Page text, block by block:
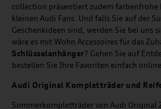
collection präsentiert zudem
kleinen Audi Fans. Und falls Sie auf der
Geschenkideen sind, werden Sie bei uns
wäre es mit Wohn Accessoires für das
Schlüsselanhänger? Gehen Sie auf
bestellen Sie Ihre Favoriten einfach online.
Audi Original Kompletträder und
Sommerkompletträder von Audi Original